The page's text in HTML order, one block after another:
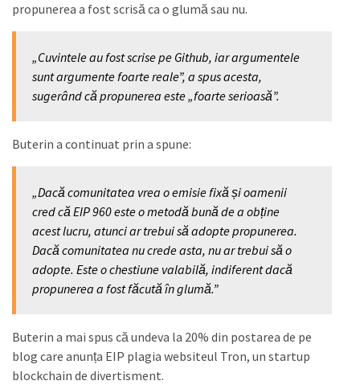
propunerea a fost scrisă ca o glumă sau nu.
„Cuvintele au fost scrise pe Github, iar argumentele
sunt argumente foarte reale”, a spus acesta,
sugerând că propunerea este „foarte serioasă”.
Buterin a continuat prin a spune:
„Dacă comunitatea vrea o emisie fixă și oamenii
cred că EIP 960 este o metodă bună de a obține
acest lucru, atunci ar trebui să adopte propunerea.
Dacă comunitatea nu crede asta, nu ar trebui să o
adopte. Este o chestiune valabilă, indiferent dacă
propunerea a fost făcută în glumă.”
Buterin a mai spus că undeva la 20% din postarea de pe
blog care anunța EIP plagia websiteul Tron, un startup
blockchain de divertisment.